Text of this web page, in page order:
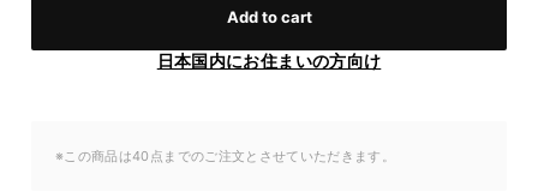
Add to cart
日本国内にお住まいの方向け
※この商品は40点までのご注文とさせていただきます。